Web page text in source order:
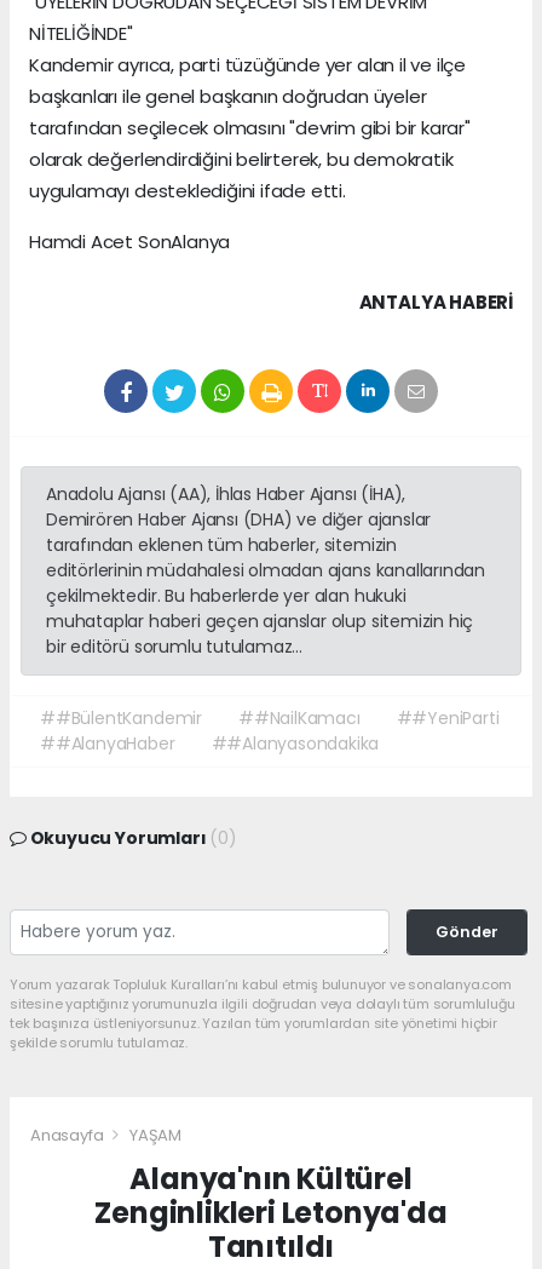
NİTELİĞİNDE"
Kandemir ayrıca, parti tüzüğünde yer alan il ve ilçe
başkanları ile genel başkanın doğrudan üyeler
tarafından seçilecek olmasını "devrim gibi bir karar"
olarak değerlendirdiğini belirterek, bu demokratik
uygulamayı desteklediğini ifade etti.
Hamdi Acet SonAlanya
ANTALYA HABERİ
Anadolu Ajansı (AA), İhlas Haber Ajansı (İHA),
Demirören Haber Ajansı (DHA) ve diğer ajanslar
tarafından eklenen tüm haberler, sitemizin
editörlerinin müdahalesi olmadan ajans kanallarından
çekilmektedir. Bu haberlerde yer alan hukuki
muhataplar haberi geçen ajanslar olup sitemizin hiç
bir editörü sorumlu tutulamaz...
##BülentKandemir ##NailKamacı
##YeniParti
##AlanyaHaber
##Alanyasondakika
Okuyucu Yorumları (0)
Gönder
Yorum yazarak Topluluk Kuralları’nı kabul etmiş bulunuyor ve sonalanya.com
sitesine yaptığınız yorumunuzla ilgili doğrudan veya dolaylı tüm sorumluluğu
tek başınıza üstleniyorsunuz. Yazılan tüm yorumlardan site yönetimi hiçbir
şekilde sorumlu tutulamaz.
Anasayfa YAŞAM
Alanya'nın Kültürel
Zenginlikleri Letonya'da
Tanıtıldı